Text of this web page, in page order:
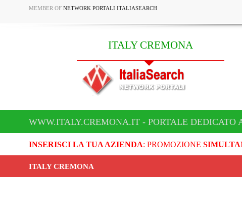
MEMBER OF NETWORK PORTALI ITALIASEARCH
ITALY CREMONA
WWW.ITALY.CREMONA.IT - PORTALE DEDICATO
INSERISCI LA TUA AZIENDA: PROMOZIONE
ITALY CREMONA